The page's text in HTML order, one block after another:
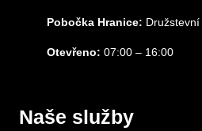
Pobočka Hranice:
Otevřeno: 07:00 – 16:00
Naše služby